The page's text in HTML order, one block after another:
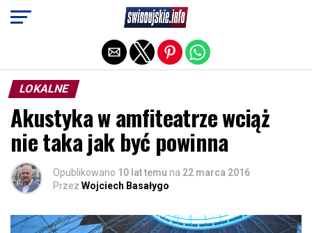
LOKALNE
Akustyka w amfiteatrze wciąż
nie taka jak być powinna
Opublikowano 10 lat temu na 22 marca 2016
Przez Wojciech Basałygo
Exit mobile version